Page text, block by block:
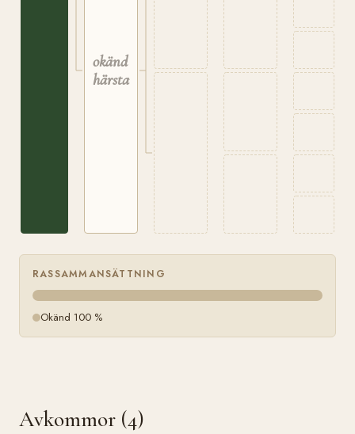
okänd
härstamning
RASSAMMANSÄTTNING
Okänd 100 %
Avkommor (4)